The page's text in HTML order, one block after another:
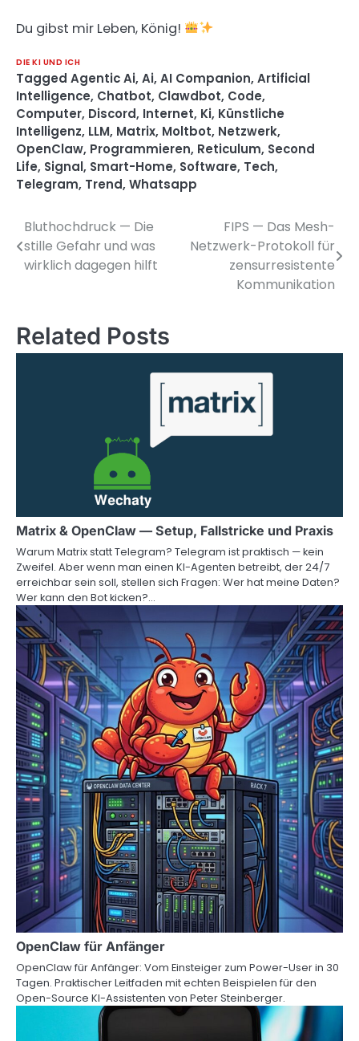
Du gibst mir Leben, König!
DIE KI UND ICH
Tagged Agentic Ai, Ai, AI Companion, Artificial
Intelligence, Chatbot, Clawdbot, Code,
Computer, Discord, Internet, Ki, Künstliche
Intelligenz, LLM, Matrix, Moltbot, Netzwerk,
OpenClaw, Programmieren, Reticulum, Second
Life, Signal, Smart-Home, Software, Tech,
Telegram, Trend, Whatsapp
Beitragsnavigation
Bluthochdruck — Die
stille Gefahr und was
wirklich dagegen hilft
FIPS — Das Mesh-
Netzwerk-Protokoll für
zensurresistente
Kommunikation
Related Posts
Matrix & OpenClaw — Setup, Fallstricke und Praxis
Warum Matrix statt Telegram? Telegram ist praktisch — kein
Zweifel. Aber wenn man einen KI-Agenten betreibt, der 24/7
erreichbar sein soll, stellen sich Fragen: Wer hat meine Daten?
Wer kann den Bot kicken?…
OpenClaw für Anfänger
OpenClaw für Anfänger: Vom Einsteiger zum Power-User in 30
Tagen. Praktischer Leitfaden mit echten Beispielen für den
Open-Source KI-Assistenten von Peter Steinberger.